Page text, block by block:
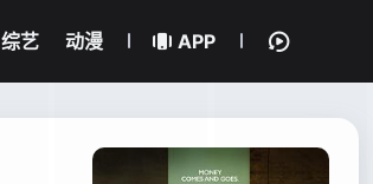
综艺 动漫 APP